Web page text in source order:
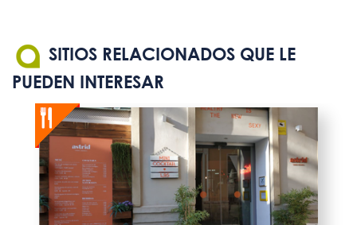
SITIOS RELACIONADOS QUE LE
PUEDEN INTERESAR